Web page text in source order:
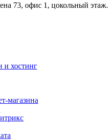
73, офис 1, цокольный этаж.
и хостинг
магазина